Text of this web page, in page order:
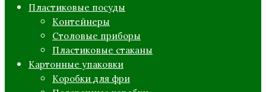
Пластиковые посуды
Контейнеры
Столовые приборы
Пластиковые стаканы
Картонные упаковки
Коробки для фри